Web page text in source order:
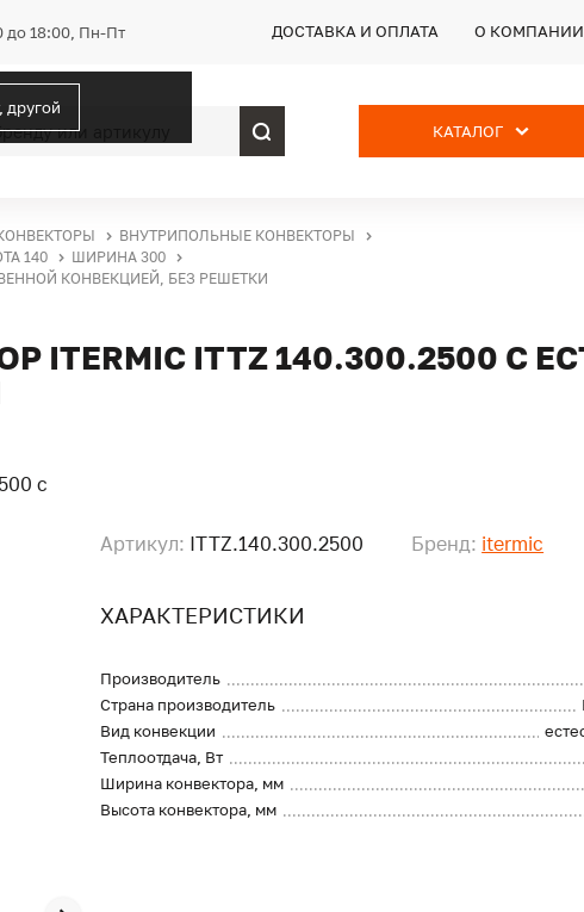
до 18:00, Пн-Пт
другой
ДОСТАВКА И ОПЛАТА О КОМПАНИИ
КАТАЛОГ
ВНУТРИПОЛЬНЫЕ КОНВЕКТОРЫ
140
ШИРИНА 300
КОНВЕКЦИЕЙ, БЕЗ РЕШЕТКИ
ITTZ 140.300.2500 С
Артикул: ITTZ.140.300.2500 Бренд: itermic
ХАРАКТЕРИСТИКИ
Производитель
Страна производитель
Вид конвекции
Теплоотдача, Вт
Ширина конвектора, мм
Высота конвектора, мм